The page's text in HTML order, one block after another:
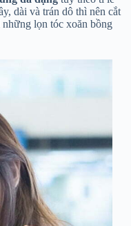
dài và trán dô thì nên cắt
lọn tóc xoăn bồng